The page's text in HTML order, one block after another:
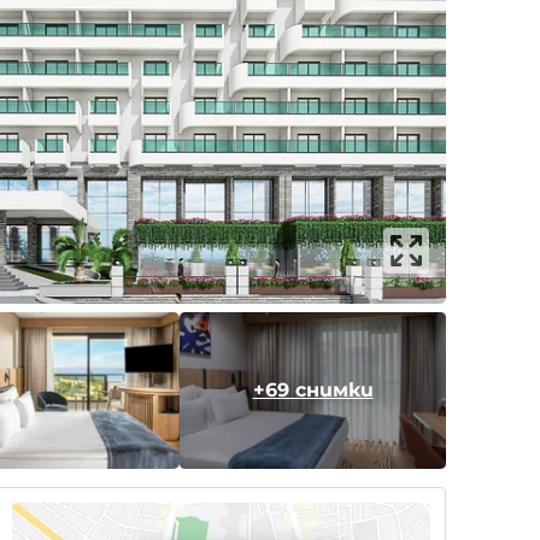
+69 снимки